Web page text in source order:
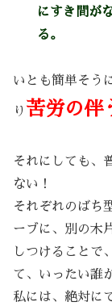
にすき間が
る。
いとも簡単そう
り 苦労の伴
それにしても、
ない！
それぞれのばち
ーブに、別の木
しつけることで
て、いったい誰
私には、絶対に